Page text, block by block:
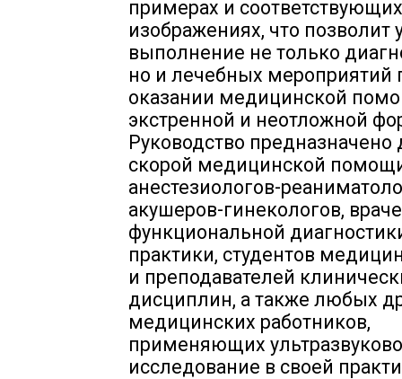
примерах и
изображениях, что позволит
выполнение не только
но и лечебных мероприятий
оказании медицинской
экстренной и неотложной
Руководство предназначено
скорой медицинской
анестезиологов-
акушеров-гинекологов,
функциональной
практики, студентов
и преподавателей
дисциплин, а также любых
медицинских работников,
применяющих
исследование в своей